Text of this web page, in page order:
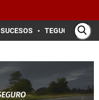
SUCESOS TEGUCIGALPA